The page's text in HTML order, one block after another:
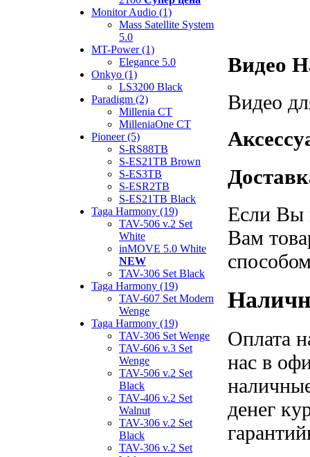
Monitor Audio (1)
Mass Satellite System
5.0
MT-Power (1)
Elegance 5.0
Onkyo (1)
LS3200 Black
Paradigm (2)
Millenia CT
MilleniaOne CT
Pioneer (5)
S-RS88TB
S-ES21TB Brown
S-ES3TB
S-ESR2TB
S-ES21TB Black
Taga Harmony (19)
TAV-506 v.2 Set
White
inMOVE 5.0 White
NEW
TAV-306 Set Black
Taga Harmony (19)
TAV-607 Set Modern
Wenge
Taga Harmony (19)
TAV-306 Set Wenge
TAV-606 v.3 Set
Wenge
TAV-506 v.2 Set
Black
TAV-406 v.2 Set
Walnut
TAV-306 v.2 Set
Black
TAV-306 v.2 Set
Видео
Видео
Если Вы
Вам
Оплата
нас в
денег